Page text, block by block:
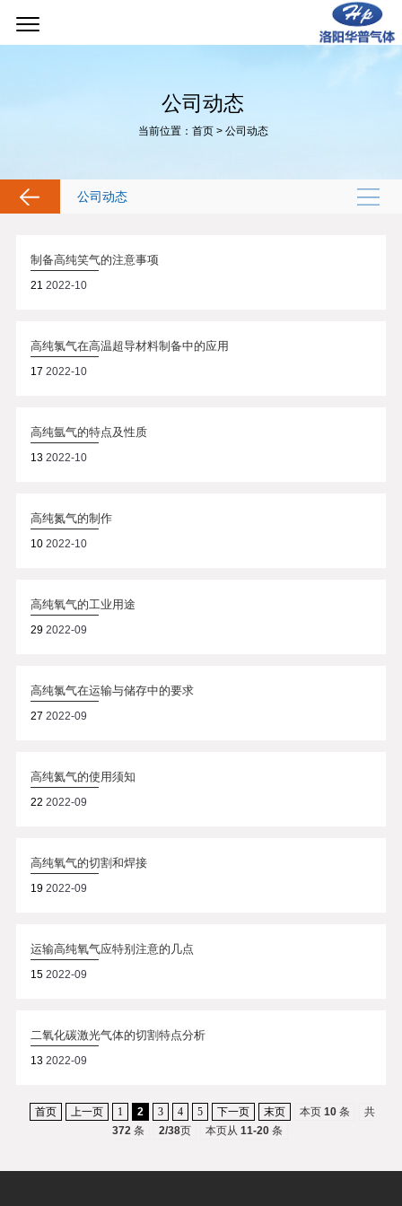
公司动态
当前位置： 首页> 公司动态
公司动态
制备高纯笑气的注意事项
21 2022-10
高纯氯气在高温超导材料制备中的应用
17 2022-10
高纯氩气的特点及性质
132022-10
高纯氮气的制作
102022-10
高纯氧气的工业用途
292022-09
高纯氯气在运输与储存中的要求
27 2022-09
高纯氦气的使用须知
22 2022-09
高纯氧气的切割和焊接
192022-09
运输高纯氧气应特别注意的几点
152022-09
二氧化碳激光气体的切割特点分析
132022-09
首页 上一页 1 2 3 4 5 下一页 末页 本页 10条
共
372 条 2/38页 本页从 11-20 条